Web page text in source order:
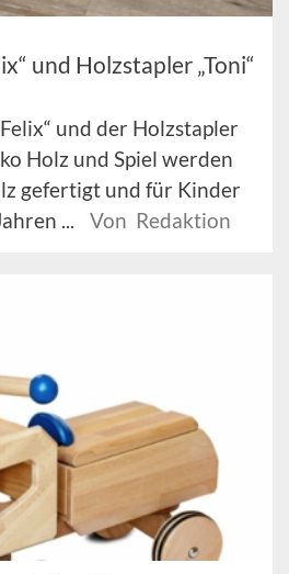
und Holzstapler „Toni“
und der Holzstapler
Holz und Spiel werden
gefertigt und für Kinder
...
Von Redaktion